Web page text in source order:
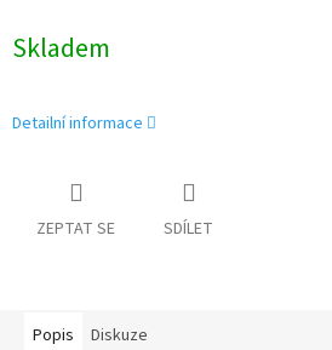
Skladem
Detailní informace
ZEPTAT SE SDÍLET
Popis Diskuze